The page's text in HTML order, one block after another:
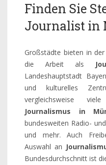
Finden Sie
Journalist in
Großstädte bieten in
die Arbeit als
Landeshauptstadt
und kulturelles
vergleichsweise
Journalismus in
bundesweiten Radio-
und mehr. Auch
Auswahl an
Bundesdurchschnitt ist